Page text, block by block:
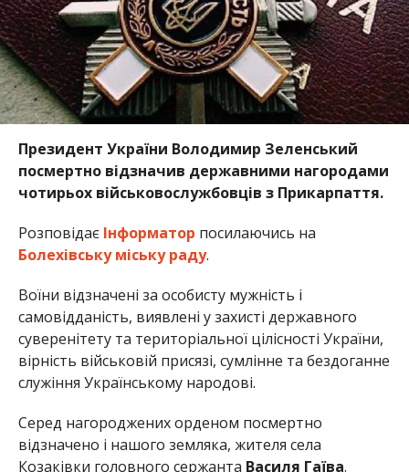
Президент України Володимир Зеленський
посмертно відзначив державними нагородами
чотирьох військовослужбовців з Прикарпаття.
Розповідає Інформатор посилаючись на
Болехівську міську раду.
Воїни відзначені за особисту мужність і
самовідданість, виявлені у захисті державного
суверенітету та територіальної цілісності України,
вірність військовій присязі, сумлінне та бездоганне
служіння Українському народові.
Серед нагороджених орденом посмертно
відзначено і нашого земляка, жителя села
Козаківки головного сержанта Василя Гаїва.